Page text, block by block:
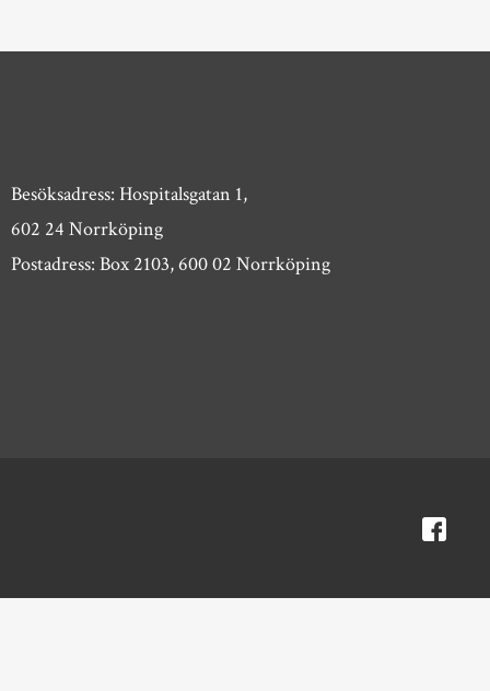
Besöksadress: Hospitalsgatan 1,
602 24 Norrköping
Postadress: Box 2103, 600 02 Norrköping